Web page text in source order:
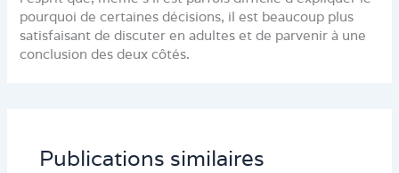
pourquoi de certaines décisions, il est beaucoup plus
satisfaisant de discuter en adultes et de parvenir à une
conclusion des deux côtés.
Publications similaires